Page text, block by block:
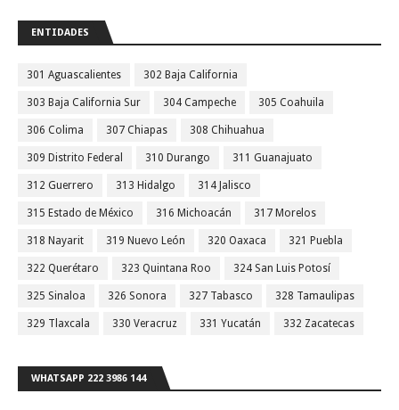
ENTIDADES
301 Aguascalientes 302 Baja California
303 Baja California Sur 304 Campeche 305 Coahuila
306 Colima 307 Chiapas 308 Chihuahua
309 Distrito Federal 310 Durango 311 Guanajuato
312 Guerrero 313 Hidalgo 314 Jalisco
315 Estado de México 316 Michoacán 317 Morelos
318 Nayarit 319 Nuevo León 320 Oaxaca 321 Puebla
322 Querétaro 323 Quintana Roo 324 San Luis Potosí
325 Sinaloa 326 Sonora 327 Tabasco 328 Tamaulipas
329 Tlaxcala 330 Veracruz 331 Yucatán 332 Zacatecas
WHATSAPP 222 3986 144